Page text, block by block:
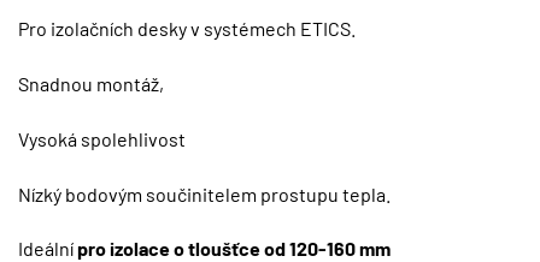
Pro izolačních desky v systémech ETICS.
Snadnou montáž,
Vysoká spolehlivost
Nízký bodovým součinitelem prostupu tepla.
Ideálnípro izolace o tloušťce od 120-160 mm